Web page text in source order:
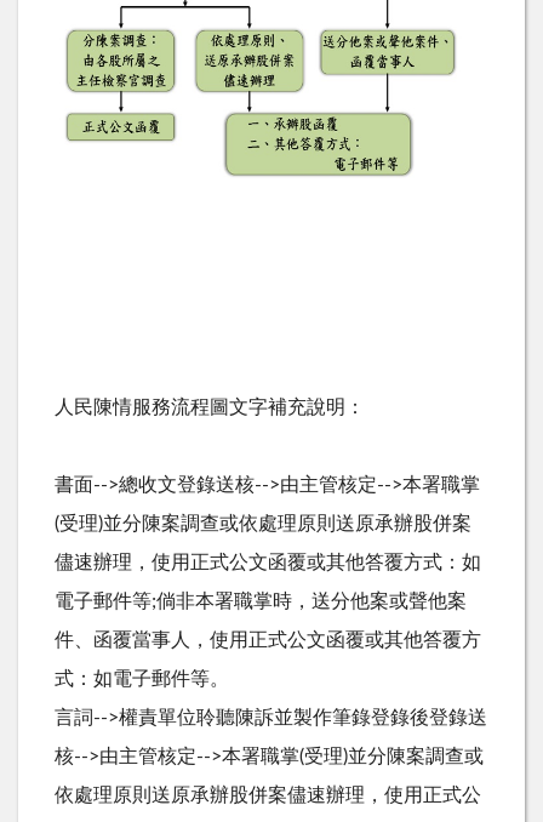
人民陳情服務流程圖文字補充說明：
書面-->總收文登錄送核-->由主管核定-->本署職掌
(受理)並分陳案調查或依處理原則送原承辦股併案
儘速辦理，使用正式公文函覆或其他答覆方式：如
電子郵件等;倘非本署職掌時，送分他案或聲他案
件、函覆當事人，使用正式公文函覆或其他答覆方
式：如電子郵件等。
言詞-->權責單位聆聽陳訴並製作筆錄登錄後登錄送
核-->由主管核定-->本署職掌(受理)並分陳案調查或
依處理原則送原承辦股併案儘速辦理，使用正式公